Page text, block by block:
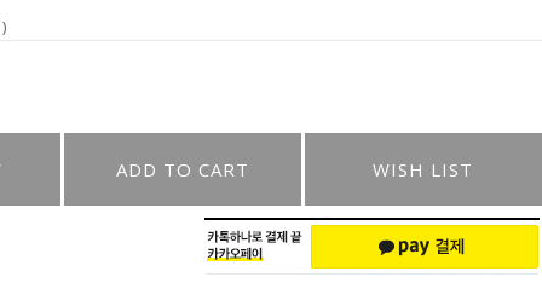
ADD TO CART WISH LIST